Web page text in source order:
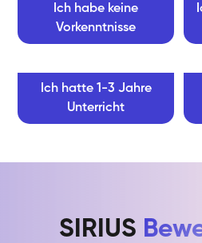
Ich habe keine
Vorkenntnisse
Ich hatte 1-3 Jahre
Unterricht
SIRIUS